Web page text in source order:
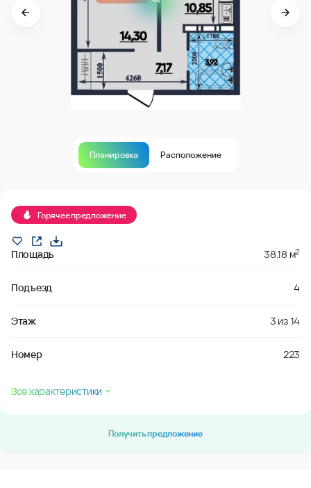
Планировка Расположение
Горячее предложение
Площадь 38.18 м2
Подъезд 4
Этаж 3 из14
Номер 223
Все характеристики
Получить предложение